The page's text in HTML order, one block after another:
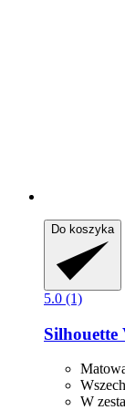
Do koszyka
5.0 (1)
Silhouette
W